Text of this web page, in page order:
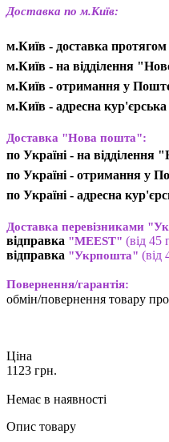
Доставка по м.Київ:
м.Київ - доставка
м.Київ - на відділення
м.Київ - отримання у
м.Київ - адресна
Доставка "Нова пошта":
по Україні - на відділення
по Україні - отримання у
по Україні - адресна
Доставка перевізниками
відправка "MEEST" (від 45
відправка "Укрпошта" (від
Повернення/гарантія:
обмін/повернення товару
Ціна
1123 грн.
Немає в наявності
Опис товару